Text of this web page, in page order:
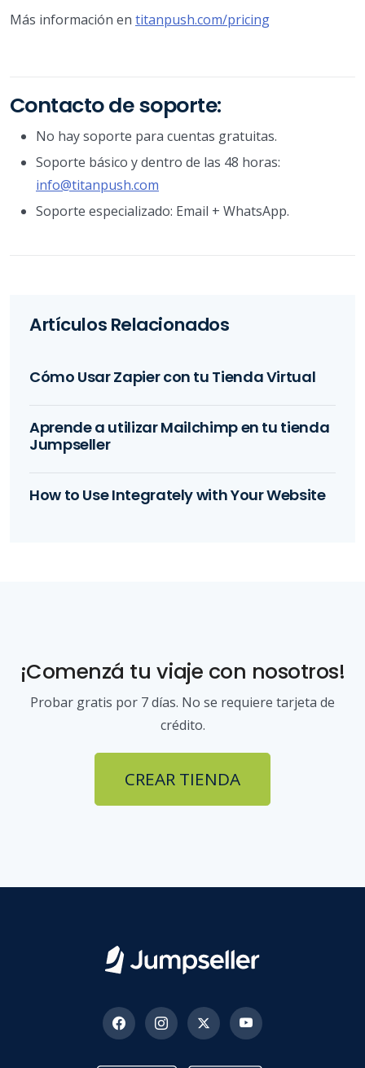
Más información en titanpush.com/pricing
Contacto de soporte:
No hay soporte para cuentas gratuitas.
Soporte básico y dentro de las 48 horas:
info@titanpush.com
Soporte especializado: Email + WhatsApp.
Artículos Relacionados
Cómo Usar Zapier con tu Tienda Virtual
Aprende a utilizar Mailchimp en tu tienda
Jumpseller
How to Use Integrately with Your Website
¡Comenzá tu viaje con nosotros!
Probar gratis por 7 días. No se requiere tarjeta de
crédito.
CREAR TIENDA